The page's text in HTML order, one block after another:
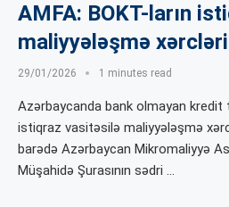
AMFA: BOKT-ların
maliyyələşmə
29/01/2026 1 minutes read
Azərbaycanda bank olmayan kredit
istiqraz vasitəsilə maliyyələşmə
barədə Azərbaycan Mikromaliyyə
Müşahidə Şurasının sədri …